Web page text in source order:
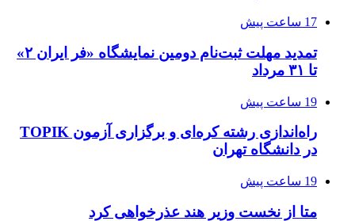
17 ساعت پیش
تمدید مهلت ثبت‌نام دومین نمایشگاه «فر ایران ۲»
تا ۳۱ مرداد
19 ساعت پیش
راه‌اندازی رشته کره‌ای و برگزاری آزمون TOPIK
در دانشگاه تهران
19 ساعت پیش
متا از نخست وزیر هند عذرخواهی کرد